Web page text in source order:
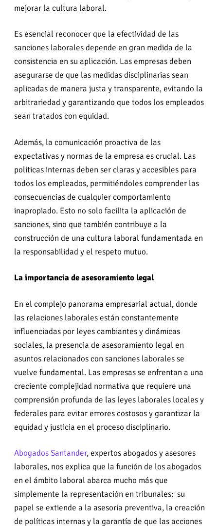
mejorar la cultura laboral.
Es esencial reconocer que la efectividad de las
sanciones laborales depende en gran medida de la
consistencia en su aplicación. Las empresas deben
asegurarse de que las medidas disciplinarias sean
aplicadas de manera justa y transparente, evitando la
arbitrariedad y garantizando que todos los empleados
sean tratados con equidad.
Además, la comunicación proactiva de las
expectativas y normas de la empresa es crucial. Las
políticas internas deben ser claras y accesibles para
todos los empleados, permitiéndoles comprender las
consecuencias de cualquier comportamiento
inapropiado. Esto no solo facilita la aplicación de
sanciones, sino que también contribuye a la
construcción de una cultura laboral fundamentada en
la responsabilidad y el respeto mutuo.
La importancia de asesoramiento legal
En el complejo panorama empresarial actual, donde
las relaciones laborales están constantemente
influenciadas por leyes cambiantes y dinámicas
sociales, la presencia de asesoramiento legal en
asuntos relacionados con sanciones laborales se
vuelve fundamental. Las empresas se enfrentan a una
creciente complejidad normativa que requiere una
comprensión profunda de las leyes laborales locales y
federales para evitar errores costosos y garantizar la
equidad y justicia en el proceso disciplinario.
Abogados Santander, expertos abogados y asesores
laborales, nos explica que la función de los abogados
en el ámbito laboral abarca mucho más que
simplemente la representación en tribunales: su
papel se extiende a la asesoría preventiva, la creación
de políticas internas y la garantía de que las acciones